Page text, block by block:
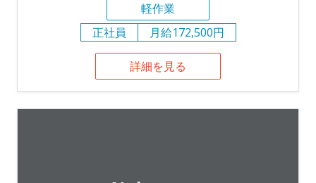
軽作業
正社員
月給172,500円
詳細を見る